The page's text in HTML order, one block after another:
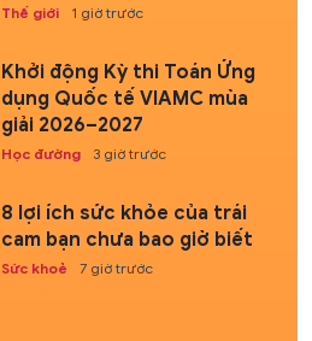
Thế giới 1 giờ trước
Khởi động Kỳ thi Toán Ứng
dụng Quốc tế VIAMC mùa
giải 2026–2027
Học đường 3 giờ trước
8 lợi ích sức khỏe của trái
cam bạn chưa bao giờ biết
Sức khoẻ 7 giờ trước